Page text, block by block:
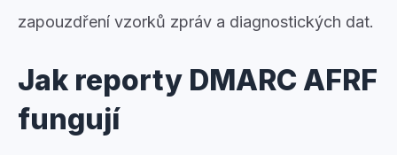
zapouzdření vzorků zpráv a diagnostických dat.
Jak reporty DMARC AFRF
fungují